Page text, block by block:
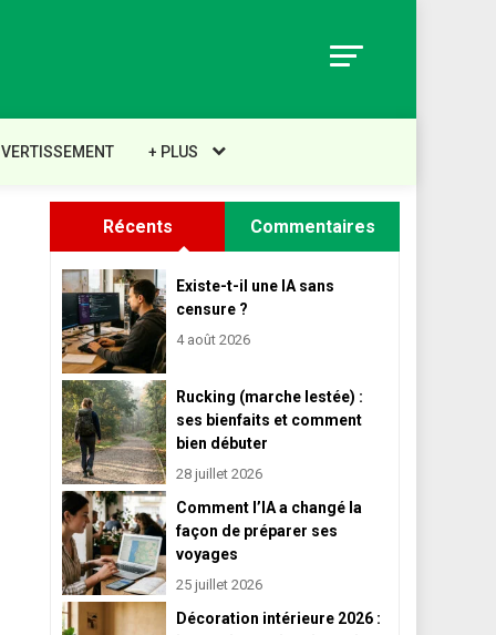
+ PLUS
Récents Commentaires
Existe-t-il une IA sans
censure ?
4 août 2026
Rucking (marche lestée) :
ses bienfaits et comment
bien débuter
28 juillet 2026
Comment l’IA a changé la
façon de préparer ses
voyages
25 juillet 2026
Décoration intérieure 2026 :